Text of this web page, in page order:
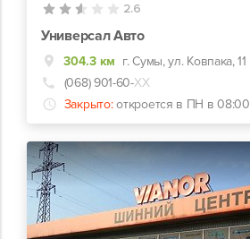
2.6
Универсал Авто
304.3 км г. Сумы, ул. Ковпака, 11
(068) 901-60-ХХ
Закрыто: откроется в ПН в 08:00